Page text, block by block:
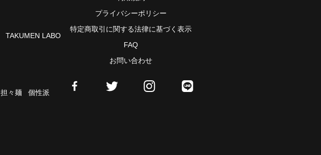
TAKUMEN LABO
担々麺
個性派
プライバシーポリシー
特定商取引に関する法律に基づく表示
FAQ
お問い合わせ